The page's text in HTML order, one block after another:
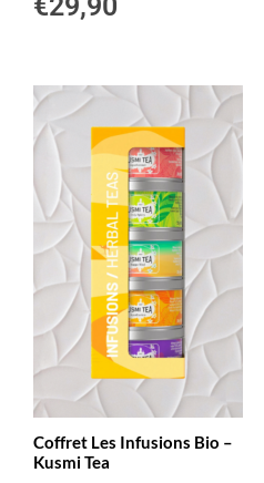
Coffret Les Infusions Bio –
Kusmi Tea